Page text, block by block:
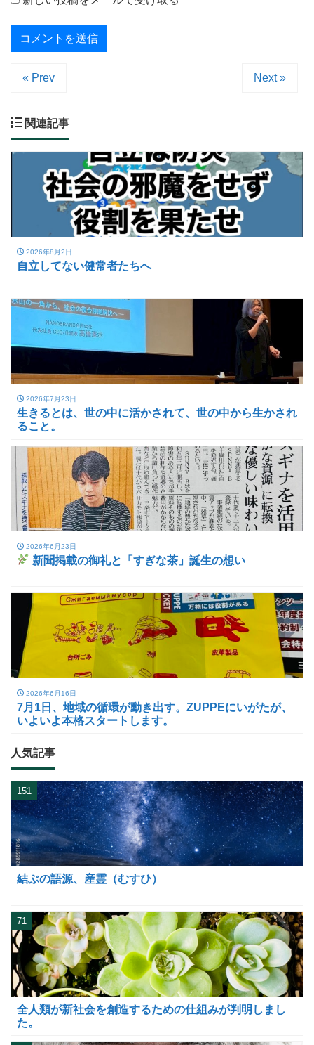
« Prev Next »
関連記事
2026年8月2日
自立してない健常者たちへ
2026年7月23日
生きるとは、世の中に活かされて、世の中から生かされ
ること。
2026年6月23日
新聞掲載の御礼と「すぎな茶」誕生の想い
2026年6月16日
7月1日、地域の循環が動き出す。ZUPPEにいがたが、
いよいよ本格スタートします。
人気記事
結ぶの語源、産霊（むすひ）
151
全人類が新社会を創造するための仕組みが判明しまし
た。
71